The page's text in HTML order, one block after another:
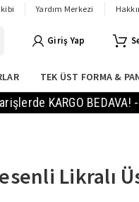
Yardım Merkezi
Giriş Yap
TEK ÜST FORMA &
KARGO BEDAVA! -
Likralı